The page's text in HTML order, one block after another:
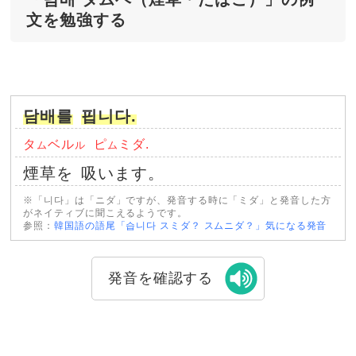
文を勉強する
담배를 핍니다.
タ ムベルル ピム ミダ.
煙草を 吸います。
※「니다」は「ニダ」ですが、発音する時に「ミダ」と発音した方
がネイティブに聞こえるようです。
参照：韓国語の語尾「습니다 スミダ？ スムニダ？」気になる発音
発音を確認する